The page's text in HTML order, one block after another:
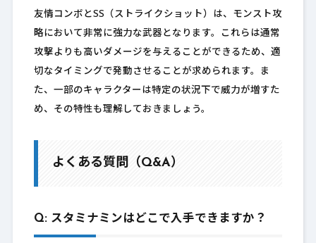
友情コンボとSS（ストライクショット）は、モンスト攻
略において非常に強力な武器となります。これらは通常
攻撃よりも高いダメージを与えることができるため、適
切なタイミングで発動させることが求められます。ま
た、一部のキャラクターは特定の状況下で威力が増すた
め、その特性も理解しておきましょう。
よくある質問（Q&A）
Q: スタミナミンはどこで入手できますか？